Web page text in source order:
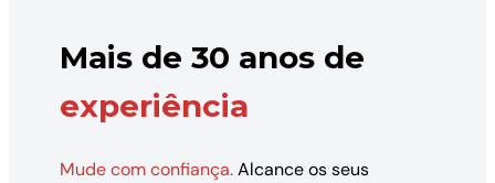
Mais de 30 anos de
experiência
Mude com confiança.Alcance os seus